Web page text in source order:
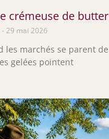
crémeuse de
29 mai 2026
les marchés se parent
gelées pointent